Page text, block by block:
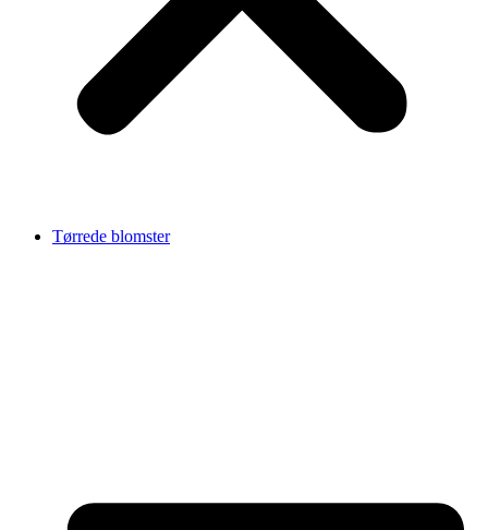
Tørrede blomster